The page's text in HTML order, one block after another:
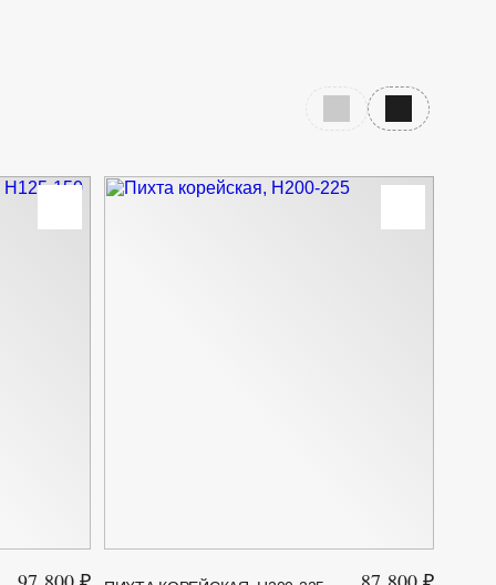
3
Предыдущий слайд
Следующий